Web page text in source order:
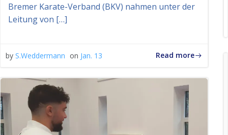
Bremer Karate-Verband (BKV) nahmen unter der
Leitung von […]
by S.Weddermann on Jan. 13 Read more